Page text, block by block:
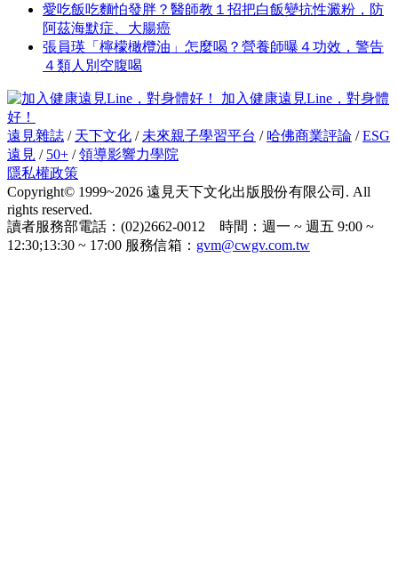
愛吃飯吃麵怕發胖？醫師教１招把白飯變抗性澱粉，防
阿茲海默症、大腸癌
張員瑛「檸檬橄欖油」怎麼喝？營養師曝４功效，警告
４類人別空腹喝
加入健康遠見Line，對身體
好！
遠見雜誌 / 天下文化 / 未來親子學習平台 / 哈佛商業評論 /ESG
遠見 / 50+ /領導影響力學院
隱私權政策
Copyright© 1999~2026 遠見天下文化出版股份有限公司. All
rights reserved.
讀者服務部電話：(02)2662-0012 時間：週一 ~ 週五 9:00 ~
12:30;13:30 ~ 17:00 服務信箱： gvm@cwgv.com.tw